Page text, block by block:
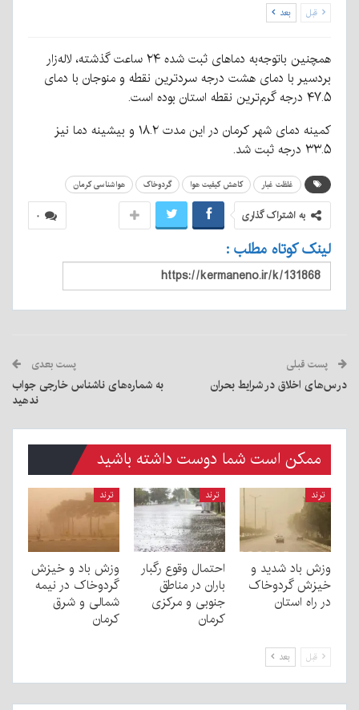
قبل بعد
همچنین باتوجه‌به دماهای ثبت شده ۲۴ ساعت گذشته، لاله‌زار
بردسیر با دمای هشت درجه سردترین نقطه و منوجان با دمای
۴۷.۵ درجه گرم‌ترین نقطه استان بوده است.
کمینه دمای شهر کرمان در این مدت ۱۸.۲ و بیشینه دما نیز
۳۳.۵ درجه ثبت شد.
غلظت غبار کاهش کیفیت هوا گردوخاک هواشناسی کرمان
۰ به اشتراک گذاری
لینک کوتاه مطلب :
پست قبلی
درس‌‏‌های اخلاق در شرایط بحران
پست بعدی
به شماره‌های ناشناس خارجی جواب
ندهید
ممکن است شما دوست داشته باشید
ترند
وزش باد شدید و
خیزش گردوخاک
در راه استان
ترند
احتمال وقوع رگبار
باران در مناطق
جنوبی و مرکزی
کرمان
ترند
وزش باد و خیزش
گردوخاک در نیمه
شمالی و شرق
کرمان
قبل بعد